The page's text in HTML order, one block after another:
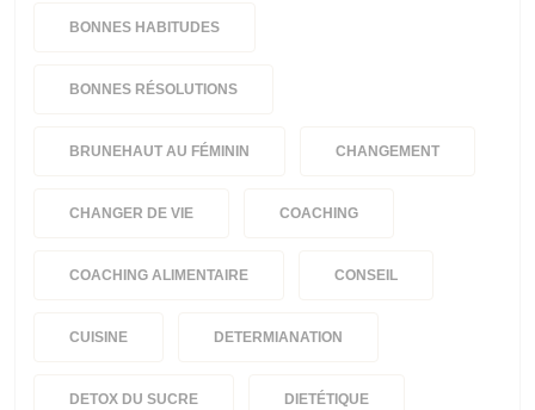
BONNES HABITUDES
BONNES RÉSOLUTIONS
BRUNEHAUT AU FÉMININ CHANGEMENT
CHANGER DE VIE COACHING
COACHING ALIMENTAIRE CONSEIL
CUISINE DETERMIANATION
DETOX DU SUCRE DIETÉTIQUE